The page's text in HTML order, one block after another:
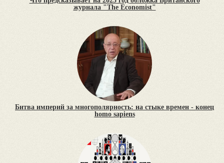
журнала "The Economist"
Битва империй за многополярность: на стыке времен - конец
homo sapiens